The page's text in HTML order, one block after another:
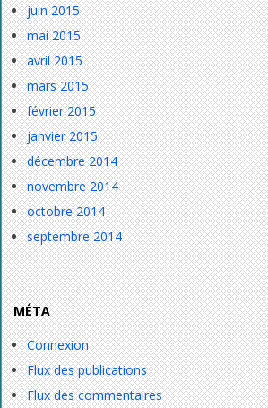
juin 2015
mai 2015
avril 2015
mars 2015
février 2015
janvier 2015
décembre 2014
novembre 2014
octobre 2014
septembre 2014
MÉTA
Connexion
Flux des publications
Flux des commentaires